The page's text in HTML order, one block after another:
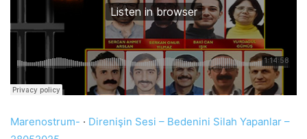
Marenostrum- · Direnişin Sesi – Bedenini Silah Yapanlar –